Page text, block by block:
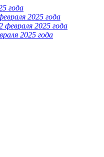
года
2025 года
февраля 2025 года
2025 года